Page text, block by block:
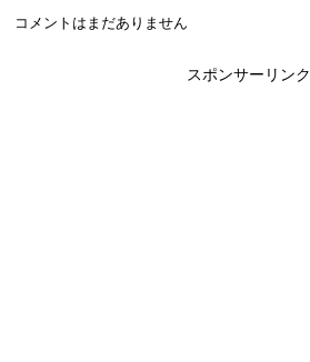
コメントはまだありません
スポンサーリンク